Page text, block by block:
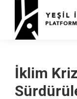
İklim